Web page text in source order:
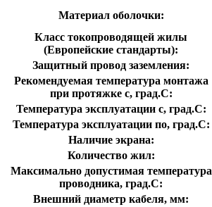
Материал оболочки:
Класс токопроводящей жилы
(Европейские стандарты):
Защитный провод заземления:
Рекомендуемая температура монтажа
при протяжке с, град.C:
Температура эксплуатации с, град.C:
Температура эксплуатации по, град.C:
Наличие экрана:
Количество жил:
Максимально допустимая температура
проводника, град.C:
Внешний диаметр кабеля, мм: